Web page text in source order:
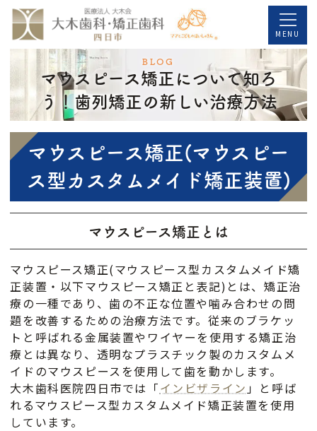
ツ
へ
プ
シ
ョ
動
BLOG
マウスピース矯正について知ろ
う！歯列矯正の新しい治療方法
マウスピース矯正(マウスピー
ス型カスタムメイド矯正装置)
マウスピース矯正とは
マウスピース矯正(マウスピース型カスタムメイド矯
正装置・以下マウスピース矯正と表記)とは、矯正治
療の一種であり、歯の不正な位置や噛み合わせの問
題を改善するための治療方法です。従来のブラケッ
トと呼ばれる金属装置やワイヤーを使用する矯正治
療とは異なり、透明なプラスチック製のカスタムメ
イドのマウスピースを使用して歯を動かします。
大木歯科医院四日市では「インビザライン 」と呼ば
れるマウスピース型カスタムメイド矯正装置を使用
しています。
MENU